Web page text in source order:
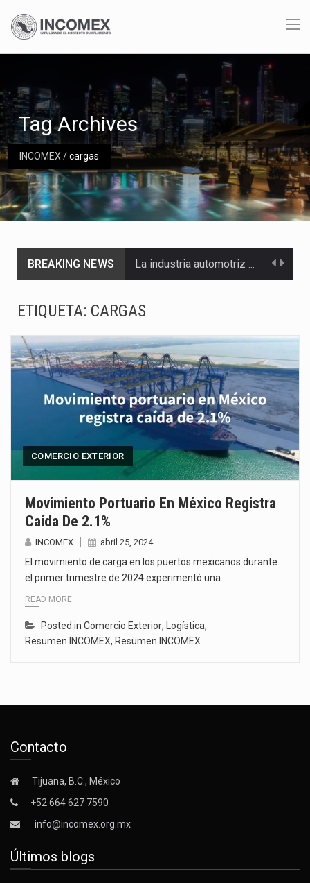
INCOMEX/cargas
Tag Archives
BREAKING NEWS
El Departamento de Agricultura de Estados Unidos (USDA) suspendió el 5 de agosto de 2026…
El derecho a la previsibilidad de los horarios de trabajo en turnos rotativos podría ser…
La industria manufacturera de exportación afiliada a Index en Nuevo León ha alcanzado hasta 10%…
ETIQUETA: CARGAS
COMERCIO EXTERIOR
Movimiento Portuario En México Registra
Caída De 2.1%
INCOMEX abril 25, 2024
El movimiento de carga en los puertos mexicanos durante
el primer trimestre de 2024 experimentó una…
READ MORE
Posted in Comercio Exterior, Logística,
Resumen INCOMEX, Resumen INCOMEX
Contacto
Tijuana, B.C., México
+52 664 627 7590
info@incomex.org.mx
Últimos blogs